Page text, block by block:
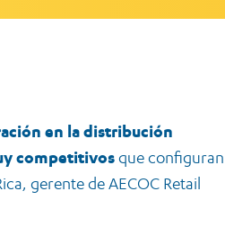
en la distribución
competitivosque configuran
gerente de AECOC Retail